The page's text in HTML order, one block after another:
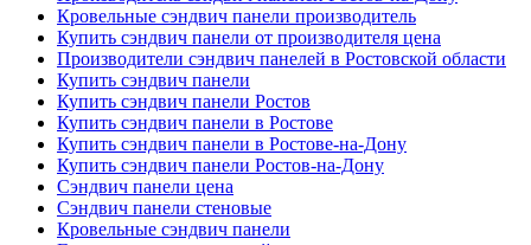
Кровельные сэндвич панели производитель
Купить сэндвич панели от производителя цена
Производители сэндвич панелей в Ростовской области
Купить сэндвич панели
Купить сэндвич панели Ростов
Купить сэндвич панели в Ростове
Купить сэндвич панели в Ростове-на-Дону
Купить сэндвич панели Ростов-на-Дону
Сэндвич панели цена
Сэндвич панели стеновые
Кровельные сэндвич панели